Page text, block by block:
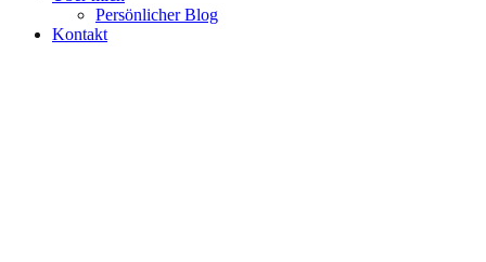
Persönlicher Blog
Kontakt